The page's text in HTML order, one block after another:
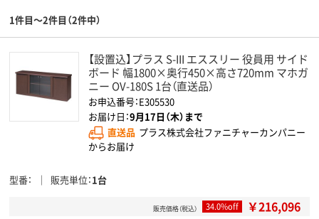
1件目～2件目（2件中）
【設置込】プラス S-III エススリー 役員用 サイド
ボード 幅1800×奥行450×高さ720mm マホガ
ニー OV-180S 1台（直送品）
お申込番号：E305530
お届け日：9月17日（木）まで
直送品 プラス株式会社ファニチャーカンパニー
からお届け
型番 販売単位 1台
販売価格（税込） 34.0%off ￥216,096